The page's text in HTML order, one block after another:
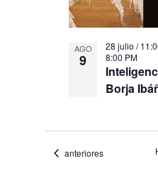
AGO
9
Borja
28 julio /
8:00 PM
Eventos
anteriores